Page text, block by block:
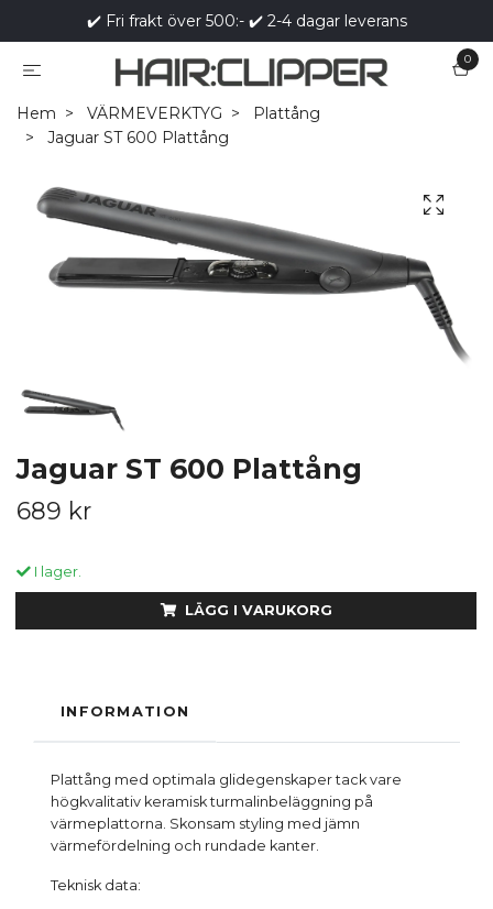
✔️ Fri frakt över 500:- ✔️ 2-4 dagar leverans
0
Hem VÄRMEVERKTYG
Plattång
Jaguar ST 600 Plattång
Jaguar ST 600 Plattång
689 kr
I lager.
LÄGG I VARUKORG
INFORMATION
Plattång med optimala glidegenskaper tack vare
högkvalitativ keramisk turmalinbeläggning på
värmeplattorna. Skonsam styling med jämn
värmefördelning och rundade kanter.
Teknisk data: